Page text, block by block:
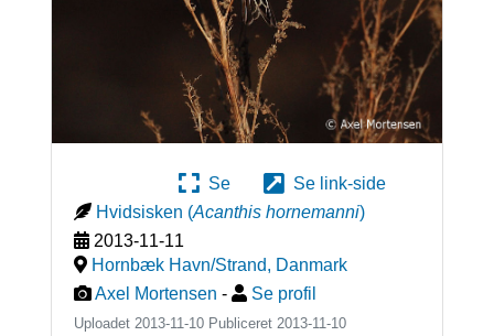
Se
Se link-side
Hvidsisken (Acanthis hornemanni)
2013-11-11
Hornbæk Havn/Strand, Danmark
Axel Mortensen - Se profil
Uploadet 2013-11-10 Publiceret 2013-11-10